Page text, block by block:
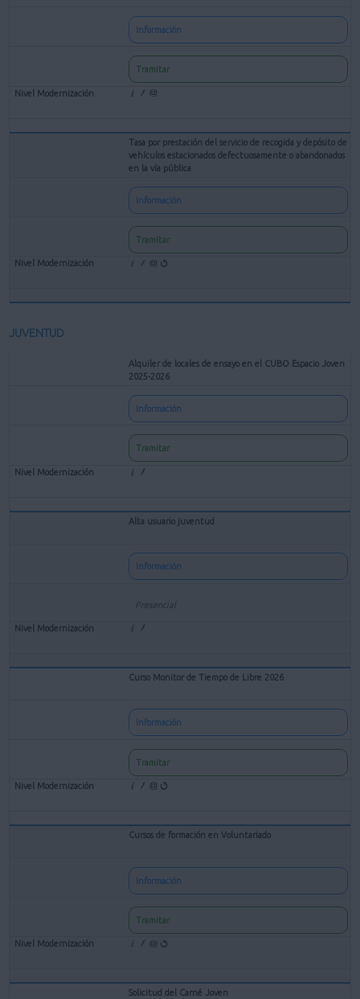
Información
Tramitar
Tasa por prestación del servicio de recogida y depósito de
vehículos estacionados defectuosamente o abandonados
en la vía pública
Información
Tramitar
JUVENTUD
Alquiler de locales de ensayo en el CUBO Espacio Joven
2025-2026
Información
Tramitar
Alta usuario juventud
Información
Presencial
Curso Monitor de Tiempo de Libre 2026
Información
Tramitar
Cursos de formación en Voluntariado
Información
Tramitar
Solicitud del Carné Joven